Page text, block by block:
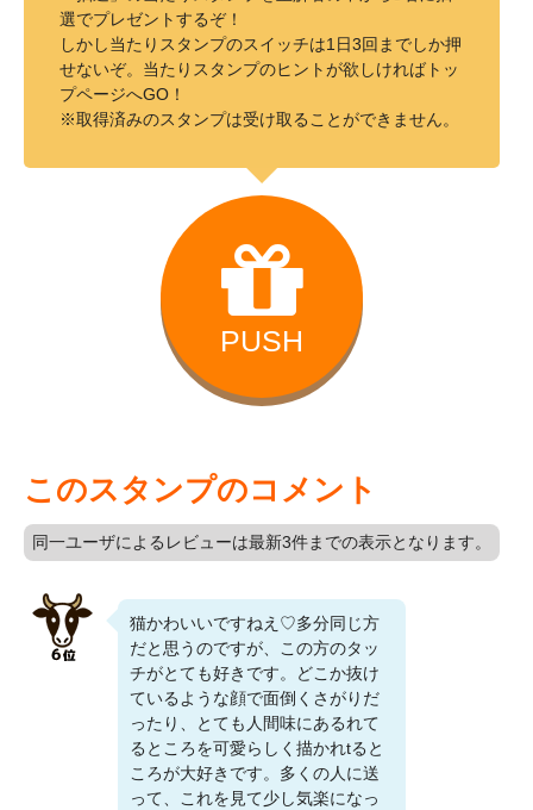
選でプレゼントするぞ！
しかし当たりスタンプのスイッチは1日3回までしか押
せないぞ。当たりスタンプのヒントが欲しければトッ
プページへGO！
※取得済みのスタンプは受け取ることができません。
PUSH
このスタンプのコメント
同一ユーザによるレビューは最新3件までの表示となります。
猫かわいいですねえ♡多分同じ方
だと思うのですが、この方のタッ
チがとても好きです。どこか抜け
ているような顔で面倒くさがりだ
ったり、とても人間味にあるれて
るところを可愛らしく描かれtると
ころが大好きです。多くの人に送
って、これを見て少し気楽になっ